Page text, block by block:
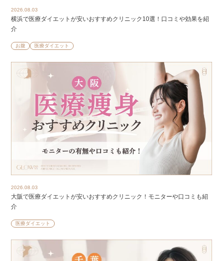
2026.08.03
横浜で医療ダイエットが安いおすすめクリニック10選！口コミや効果を紹
介
お腹 医療ダイエット
2026.08.03
大阪で医療ダイエットが安いおすすめクリニック！モニターや口コミも紹
介
医療ダイエット